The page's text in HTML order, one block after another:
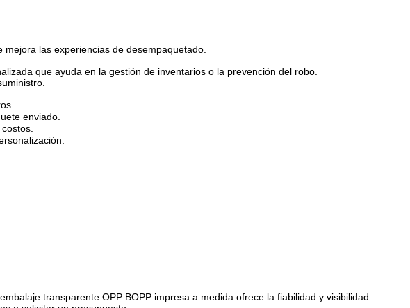
las experiencias de desempaquetado.
que ayuda en la gestión de inventarios o la prevención del robo.
enviado.
transparente OPP BOPP impresa a medida ofrece la fiabilidad y visibilidad